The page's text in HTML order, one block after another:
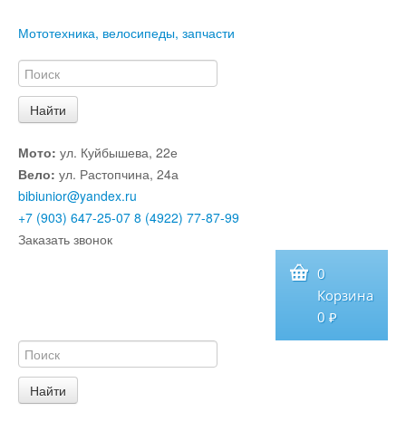
Мототехника, велосипеды, запчасти
Мото: ул. Куйбышева, 22е
Вело: ул. Растопчина, 24а
bibiunior@yandex.ru
+7 (903) 647-25-07 8 (4922) 77-87-99
Заказать звонок
0
Корзина
0 ₽